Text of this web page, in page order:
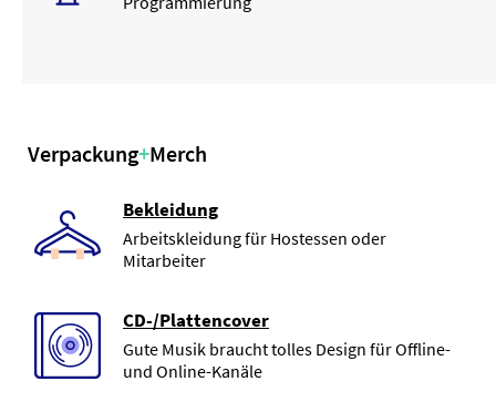
Verpackung+Merch
Bekleidung
Arbeitskleidung für Hostessen oder
Mitarbeiter
CD-/Plattencover
Gute Musik braucht tolles Design für Offline-
und Online-Kanäle